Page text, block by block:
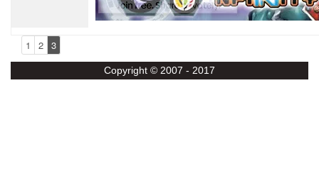
1 2 3
Copyright © 2007 - 2017